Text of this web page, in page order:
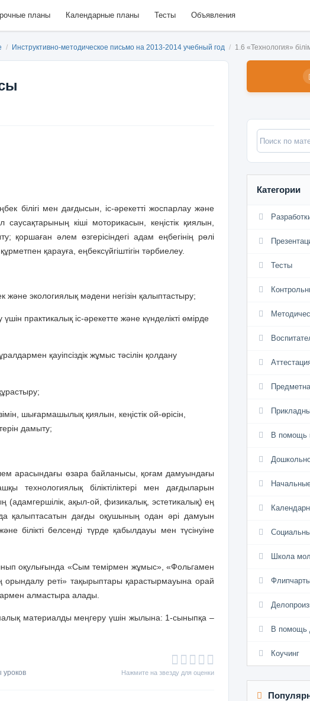
планы Календарные планы Тесты Объявления
/ Инструктивно-методическое письмо на 2013-2014 учебный год / 1.6 «Технология»
білігі мен дағдысын, іс-әрекетті жоспарлау және
кіші моторикасын, кеңістік қиялын,
қоршаған әлем өзгерісіндегі адам еңбегінің рөлі
қарауға, еңбексүйгіштігін тәрбиелеу.
экологиялық мәдени негізін қалыптастыру;
практикалық іс-әрекетте және күнделікті өмірде
қауіпсіздік жұмыс тәсілін қолдану
шығармашылық қиялын, кеңістік ой-өрісін,
дамыту;
арасындағы өзара байланысы, қоғам дамуындағы
технологиялық біліктіліктері мен дағдыларын
ақыл-ой, физикалық, эстетикалық) ең
қалыптасатын дағды оқушының одан әрі дамуын
білікті белсенді түрде қабылдауы мен түсінуіне
оқулығында «Сым темірмен жұмыс», «Фольгамен
реті» тақырыптары қарастырмауына орай
алмастыра алады.
материалды меңгеру үшін жылына: 1-сыныпқа –
уроков Нажмите на звезду для оценки
Категории
Тесты
В помощь
Школа
В помощь
Коучинг